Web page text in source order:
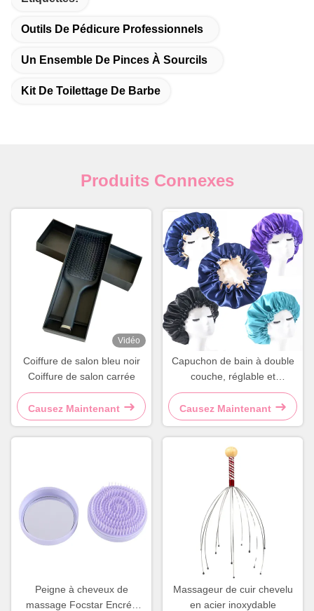
Outils De Pédicure Professionnels
Un Ensemble De Pinces À Sourcils
Kit De Toilettage De Barbe
Produits Connexes
Vidéo
Coiffure de salon bleu noir
Coiffure de salon carrée
Causez Maintenant
Capuchon de bain à double
couche, réglable et
réversible
Causez Maintenant
Peigne à cheveux de
massage Focstar Encrée
Massageur de cuir chevelu
en acier inoxydable